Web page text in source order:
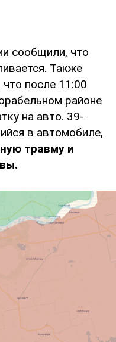
сообщили, что
Также
после 11:00
районе
на авто. 39-
в автомобиле,
травму и